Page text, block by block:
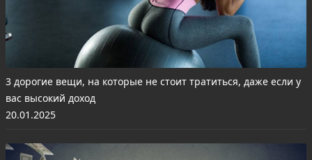
3 дорогие вещи, на которые не стоит тратиться, даже если у
вас высокий доход
20.01.2025